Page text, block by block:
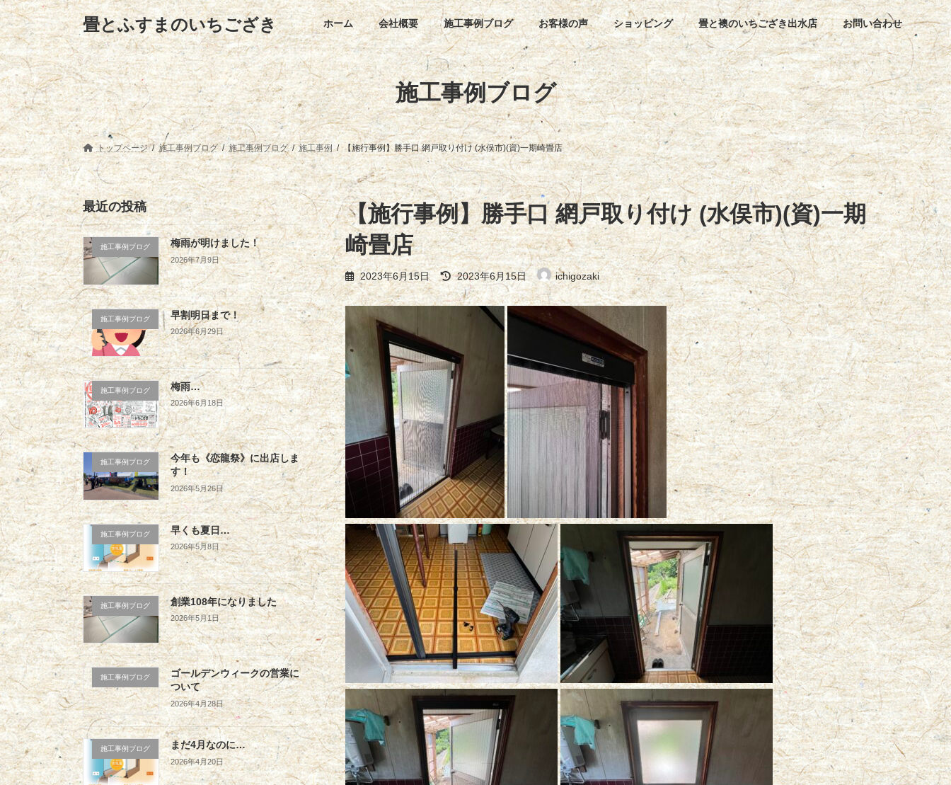
コ
ン
テ
ン
ツ
へ
ス
キ
ッ
プ
ナ
ビ
ゲ
ー
シ
ョ
ン
に
移
動
畳とふすまのいちござき ホーム 会社概要 施工事例ブログ お客様の声 ショッピング 畳と襖のいちござき出水店 お問い合わせ
施工事例ブログ
トップページ 施工事例ブログ 施工事例ブログ 施工事例 【施行事例】勝手口 網戸取り付け (水俣市)(資)一期崎畳店
【施行事例】勝手口 網戸取り付け (水俣市)(資)一期
崎畳店
2023年6月15日
最
終
更
新
2023年6月15日 ichigozaki
最近の投稿
施工事例ブログ 梅雨が明けました！
2026年7月9日
施工事例ブログ 早割明日まで！
2026年6月29日
施工事例ブログ 梅雨…
2026年6月18日
施工事例ブログ
今年も《恋龍祭》に出店しま
す！
2026年5月26日
施工事例ブログ 早くも夏日…
2026年5月8日
施工事例ブログ 創業108年になりました
2026年5月1日
施工事例ブログ
ゴールデンウィークの営業に
ついて
2026年4月28日
施工事例ブログ まだ4月なのに…
2026年4月20日